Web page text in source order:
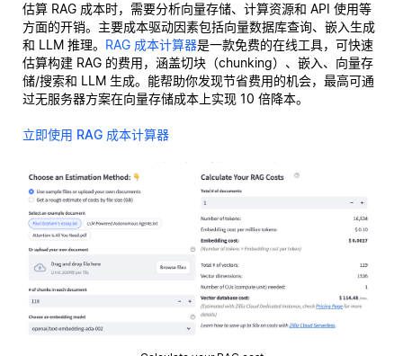
估算 RAG 成本时，需要分析向量存储、计算资源和 API 使用等
方面的开销。主要成本驱动因素包括向量数据库查询、嵌入生成
和 LLM 推理。 RAG 成本计算器是一款免费的在线工具，可快速
估算构建 RAG 的费用，涵盖切块（chunking）、嵌入、向量存
储/搜索和 LLM 生成。能帮助你发现节省费用的机会，最高可通
过无服务器方案在向量存储成本上实现 10 倍降本。
立即使用 RAG 成本计算器